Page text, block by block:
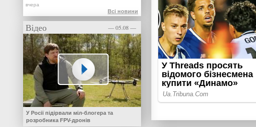
Всі новини
Відео — 05.08 —
У Росії підірвали міл-блогера та
розробника FPV-дронів